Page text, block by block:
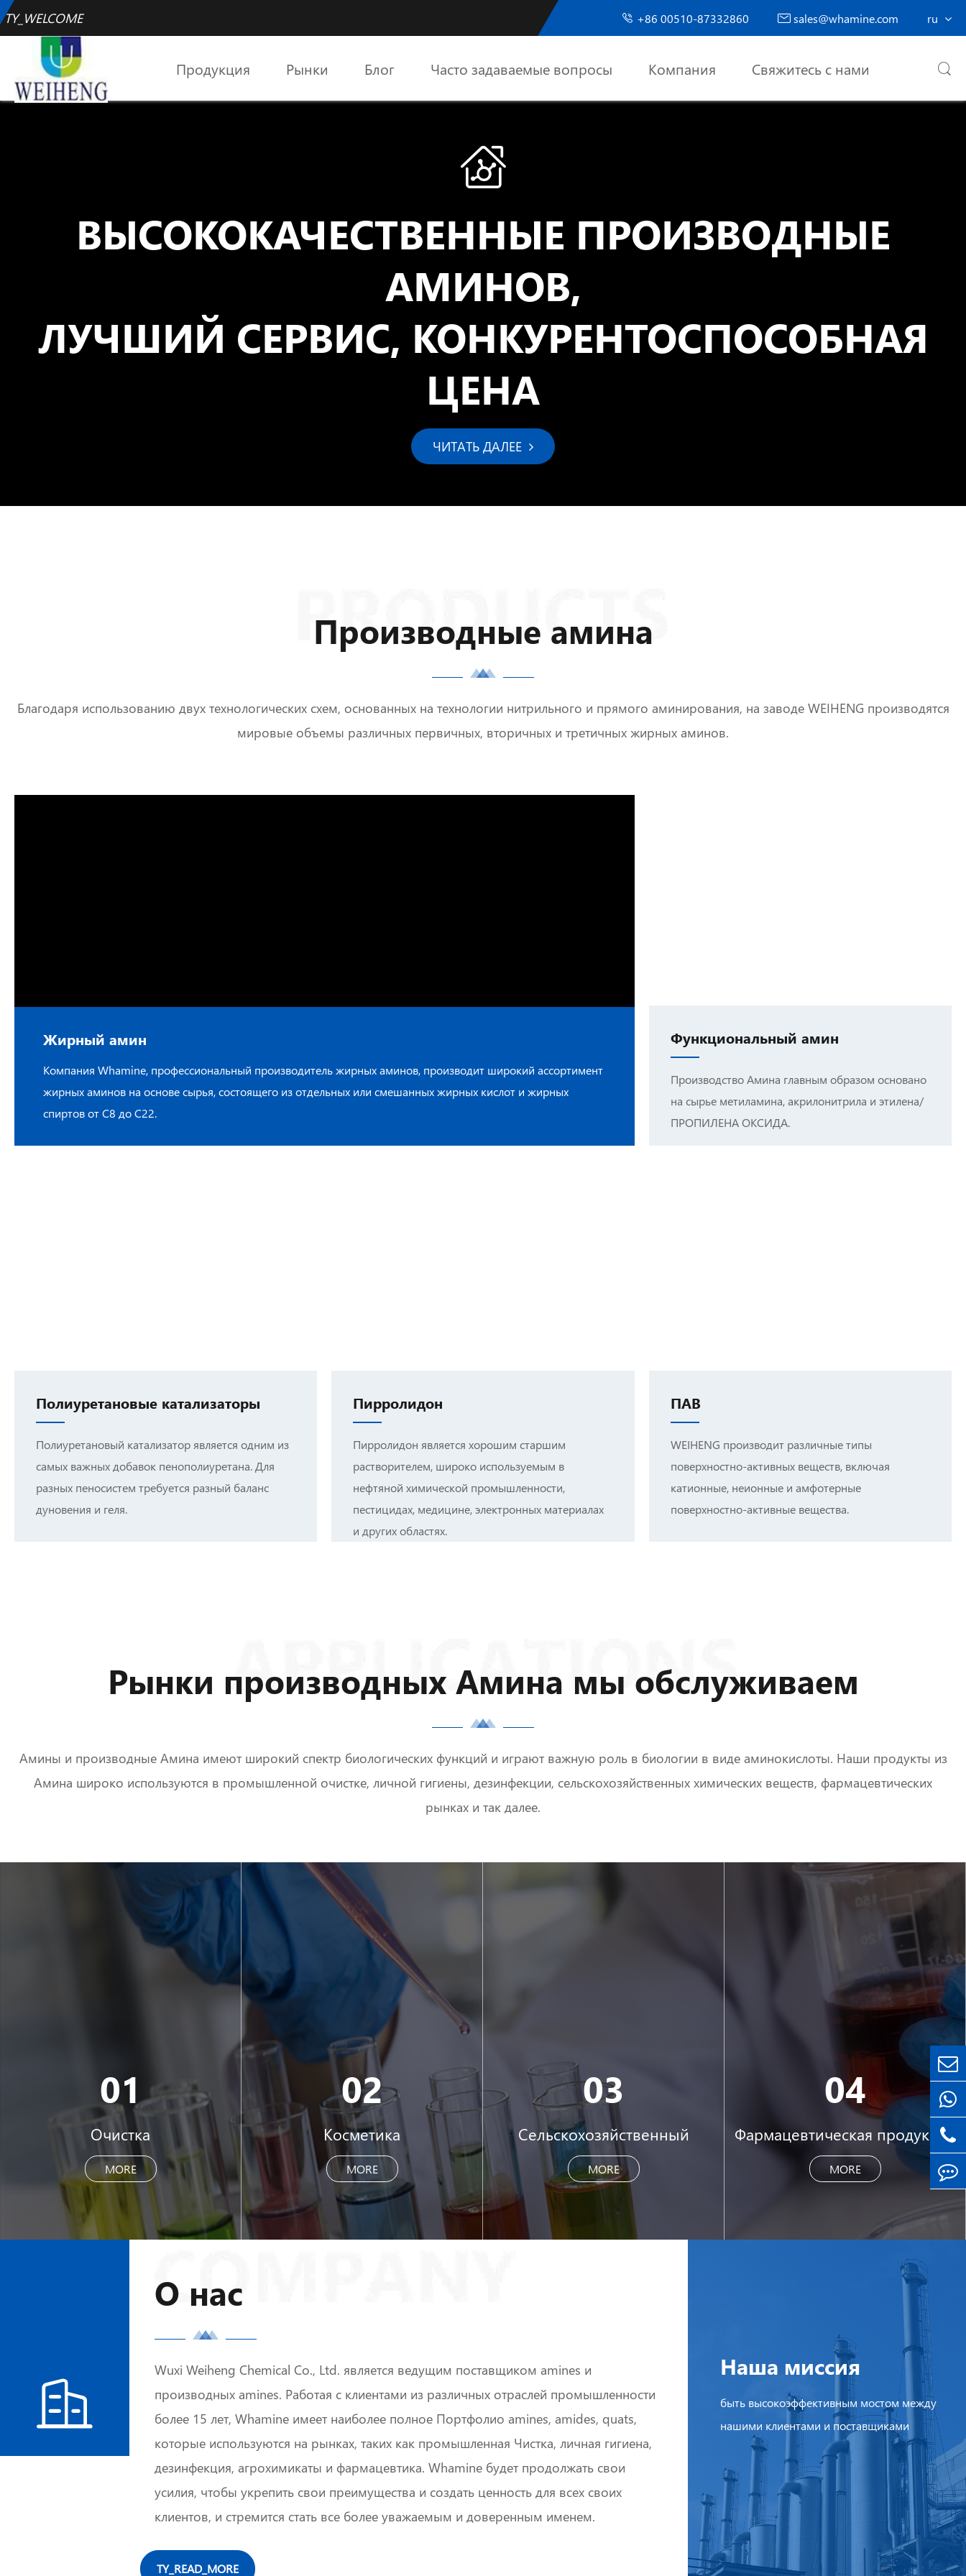
TY_WELCOME  +86 00510-87332860  sales@whamine.com ru
Продукция Рынки Блог Часто задаваемые вопросы Компания Свяжитесь с нами 

ВЫСОКОКАЧЕСТВЕННЫЕ ПРОИЗВОДНЫЕ
АМИНОВ,
ЛУЧШИЙ СЕРВИС, КОНКУРЕНТОСПОСОБНАЯ
ЦЕНА
ЧИТАТЬ ДАЛЕЕ
Производные амина
Благодаря использованию двух технологических схем, основанных на технологии нитрильного и прямого аминирования, на заводе WEIHENG производятся
мировые объемы различных первичных, вторичных и третичных жирных аминов.
Жирный амин
Компания Whamine, профессиональный производитель жирных аминов, производит широкий ассортимент
жирных аминов на основе сырья, состоящего из отдельных или смешанных жирных кислот и жирных
спиртов от C8 до C22.
Функциональный амин
Производство Амина главным образом основано
на сырье метиламина, акрилонитрила и этилена/
ПРОПИЛЕНА ОКСИДА.
Полиуретановые катализаторы
Полиуретановый катализатор является одним из
самых важных добавок пенополиуретана. Для
разных пеносистем требуется разный баланс
дуновения и геля.
Пирролидон
Пирролидон является хорошим старшим
растворителем, широко используемым в
нефтяной химической промышленности,
пестицидах, медицине, электронных материалах
и других областях.
ПАВ
WEIHENG производит различные типы
поверхностно-активных веществ, включая
катионные, неионные и амфотерные
поверхностно-активные вещества.
Рынки производных Амина мы обслуживаем
Амины и производные Амина имеют широкий спектр биологических функций и играют важную роль в биологии в виде аминокислоты. Наши продукты из
Амина широко используются в промышленной очистке, личной гигиены, дезинфекции, сельскохозяйственных химических веществ, фармацевтических
рынках и так далее.
01
Очистка
MORE
02
Косметика
MORE
03
Сельскохозяйственный
MORE
04
Фармацевтическая продукция
MORE

О нас
Wuxi Weiheng Chemical Co., Ltd. является ведущим поставщиком amines и
производных amines. Работая с клиентами из различных отраслей промышленности
более 15 лет, Whamine имеет наиболее полное Портфолио amines, amides, quats,
которые используются на рынках, таких как промышленная Чистка, личная гигиена,
дезинфекция, агрохимикаты и фармацевтика. Whamine будет продолжать свои
усилия, чтобы укрепить свои преимущества и создать ценность для всех своих
клиентов, и стремится стать все более уважаемым и доверенным именем.
TY_READ_MORE
Наша миссия
быть высокоэффективным мостом между
нашими клиентами и поставщиками